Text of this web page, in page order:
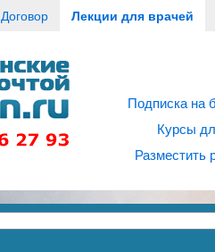
Договор Лекции для врачей
Подписка на
Курсы
Разместить